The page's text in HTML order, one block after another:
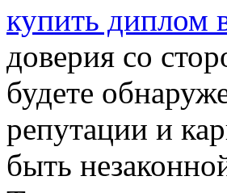
купить диплом
доверия со
будете
репутации и
быть